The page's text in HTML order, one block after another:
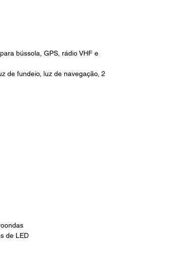
bússola, GPS, rádio VHF e
de fundeio, luz de navegação, 2
de LED